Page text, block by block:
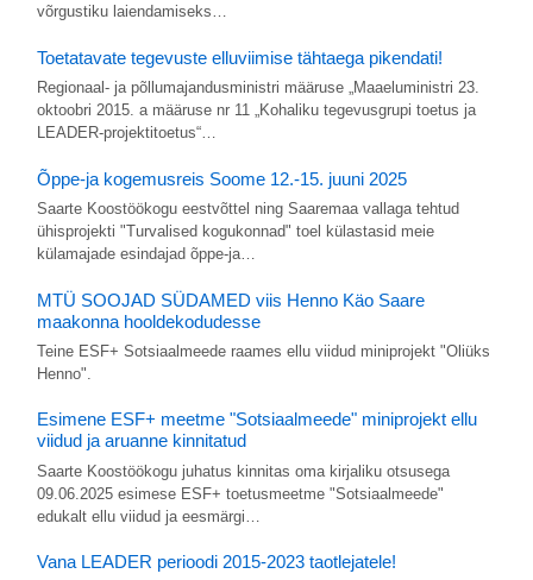
võrgustiku laiendamiseks…
Toetatavate tegevuste elluviimise tähtaega pikendati!
Regionaal- ja põllumajandusministri määruse „Maaeluministri 23.
oktoobri 2015. a määruse nr 11 „Kohaliku tegevusgrupi toetus ja
LEADER-projektitoetus“…
Õppe-ja kogemusreis Soome 12.-15. juuni 2025
Saarte Koostöökogu eestvõttel ning Saaremaa vallaga tehtud
ühisprojekti "Turvalised kogukonnad" toel külastasid meie
külamajade esindajad õppe-ja…
MTÜ SOOJAD SÜDAMED viis Henno Käo Saare
maakonna hooldekodudesse
Teine ESF+ Sotsiaalmeede raames ellu viidud miniprojekt "Oliüks
Henno".
Esimene ESF+ meetme "Sotsiaalmeede" miniprojekt ellu
viidud ja aruanne kinnitatud
Saarte Koostöökogu juhatus kinnitas oma kirjaliku otsusega
09.06.2025 esimese ESF+ toetusmeetme "Sotsiaalmeede"
edukalt ellu viidud ja eesmärgi…
Vana LEADER perioodi 2015-2023 taotlejatele!